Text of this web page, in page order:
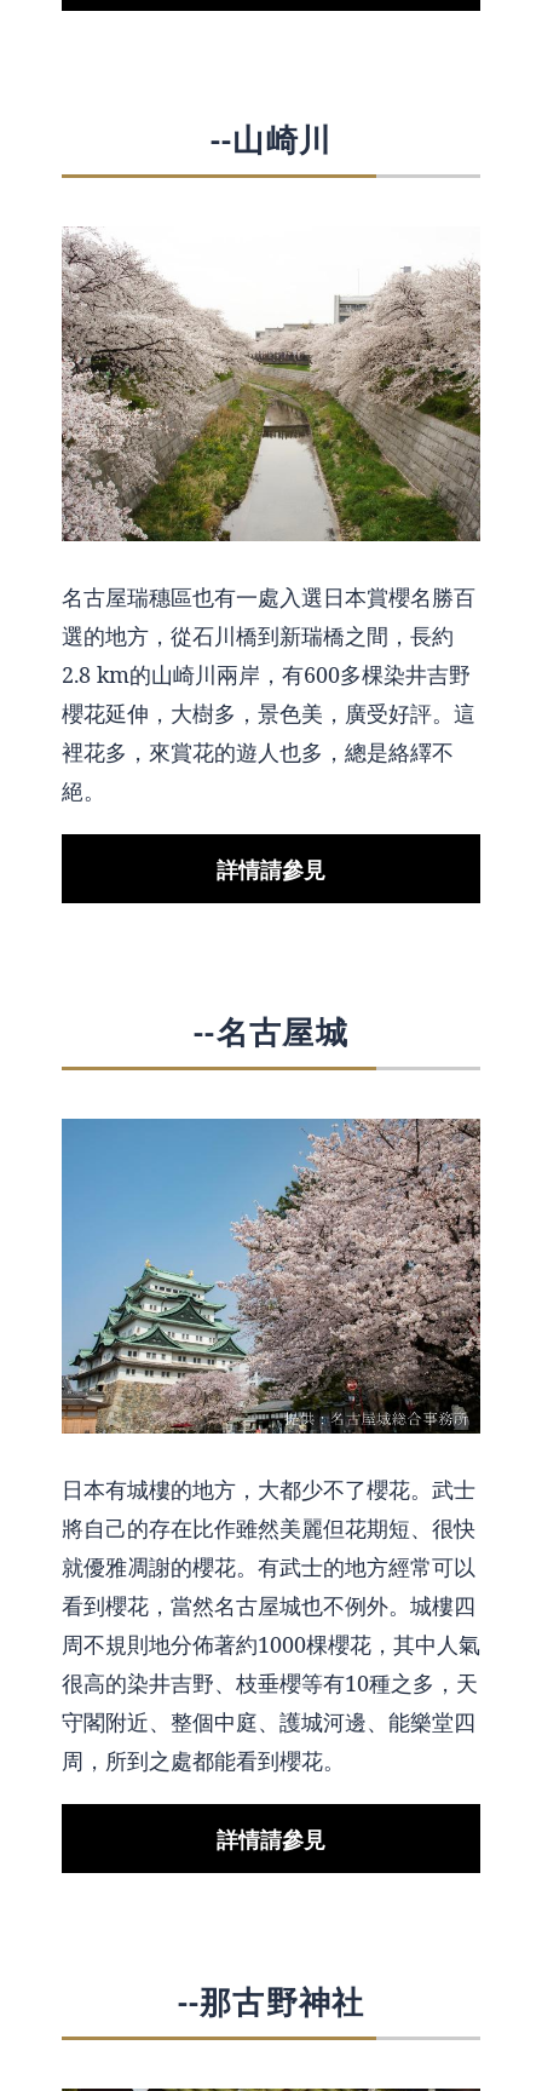
--山崎川
名古屋瑞穗區也有一處入選日本賞櫻名勝百
選的地方，從石川橋到新瑞橋之間，長約
2.8 km的山崎川兩岸，有600多棵染井吉野
櫻花延伸，大樹多，景色美，廣受好評。這
裡花多，來賞花的遊人也多，總是絡繹不
絕。
詳情請參見
--名古屋城
日本有城樓的地方，大都少不了櫻花。武士
將自己的存在比作雖然美麗但花期短、很快
就優雅凋謝的櫻花。有武士的地方經常可以
看到櫻花，當然名古屋城也不例外。城樓四
周不規則地分佈著約1000棵櫻花，其中人氣
很高的染井吉野、枝垂櫻等有10種之多，天
守閣附近、整個中庭、護城河邊、能樂堂四
周，所到之處都能看到櫻花。
詳情請參見
--那古野神社